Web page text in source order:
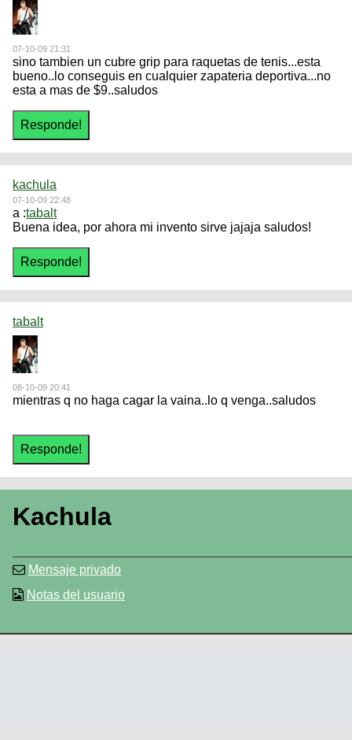
07-10-09 21:31
sino tambien un cubre grip para raquetas de tenis...esta
bueno..lo conseguis en cualquier zapateria deportiva...no
esta a mas de $9..saludos
kachula
07-10-09 22:48
a :tabalt
Buena idea, por ahora mi invento sirve jajaja saludos!
tabalt
08-10-09 20:41
mientras q no haga cagar la vaina..lo q venga..saludos
Kachula
Mensaje privado
Notas del usuario